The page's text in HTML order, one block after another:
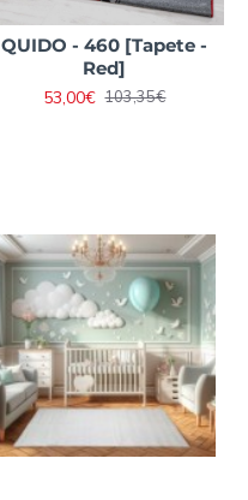
QUIDO - 460 [Tapete -
Red]
53,00€ 103,35€